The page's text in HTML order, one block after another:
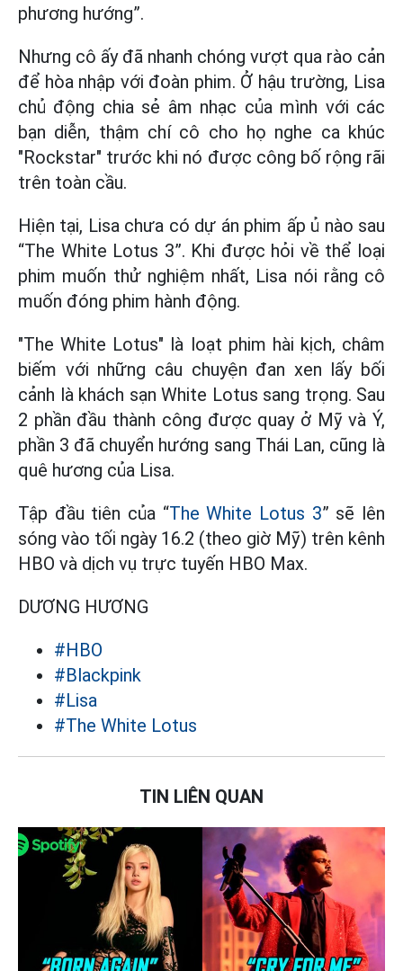
phương hướng”.
Nhưng cô ấy đã nhanh chóng vượt qua rào cản
để hòa nhập với đoàn phim. Ở hậu trường, Lisa
chủ động chia sẻ âm nhạc của mình với các
bạn diễn, thậm chí cô cho họ nghe ca khúc
"Rockstar" trước khi nó được công bố rộng rãi
trên toàn cầu.
Hiện tại, Lisa chưa có dự án phim ấp ủ nào sau
“The White Lotus 3”. Khi được hỏi về thể loại
phim muốn thử nghiệm nhất, Lisa nói rằng cô
muốn đóng phim hành động.
"The White Lotus" là loạt phim hài kịch, châm
biếm với những câu chuyện đan xen lấy bối
cảnh là khách sạn White Lotus sang trọng. Sau
2 phần đầu thành công được quay ở Mỹ và Ý,
phần 3 đã chuyển hướng sang Thái Lan, cũng là
quê hương của Lisa.
Tập đầu tiên của “The White Lotus 3” sẽ lên
sóng vào tối ngày 16.2 (theo giờ Mỹ) trên kênh
HBO và dịch vụ trực tuyến HBO Max.
DƯƠNG HƯƠNG
#HBO
#Blackpink
#Lisa
#The White Lotus
TIN LIÊN QUAN